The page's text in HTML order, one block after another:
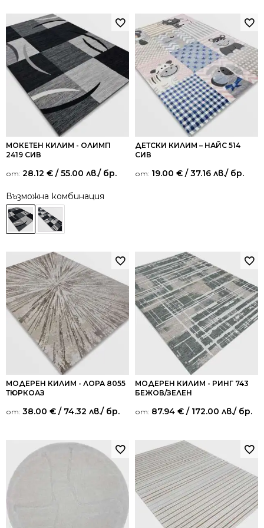
МОКЕТЕН КИЛИМ - ОЛИМП
2419 СИВ
от: 28.12 € / 55.00 лв./ бр.
Възможна комбинация
ДЕТСКИ КИЛИМ – НАЙС 514
СИВ
от: 19.00 € / 37.16 лв./ бр.
МОДЕРЕН КИЛИМ - ЛОРА 8055
ТЮРКОАЗ
от: 38.00 € / 74.32 лв./ бр.
МОДЕРЕН КИЛИМ - РИНГ 743
БЕЖОВ/ЗЕЛЕН
от: 87.94 € / 172.00 лв./ бр.